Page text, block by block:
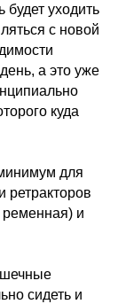
будет уходить
с новой
а это уже
куда
для
ретракторов
и
сидеть и